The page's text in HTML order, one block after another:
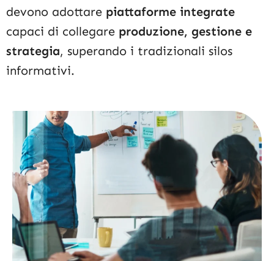
devono adottare piattaforme integrate
capaci di collegare produzione, gestione e
strategia, superando i tradizionali silos
informativi.